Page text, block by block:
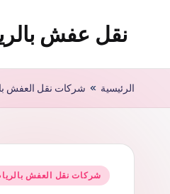
نقل عفش
نقل
بالرياض
200
ريال
الرئيسية » شركات نقل العفش
نُشرشركات نقل العفش